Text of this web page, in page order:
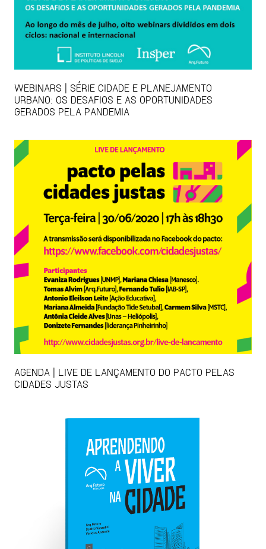
WEBINARS | SÉRIE CIDADE E PLANEJAMENTO
URBANO: OS DESAFIOS E AS OPORTUNIDADES
GERADOS PELA PANDEMIA
AGENDA | LIVE DE LANÇAMENTO DO PACTO PELAS
CIDADES JUSTAS